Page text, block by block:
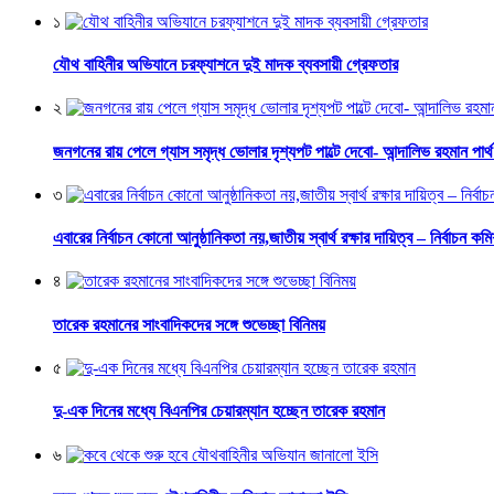
১
যৌথ বাহিনীর অভিযানে চরফ্যাশনে দুই মাদক ব্যবসায়ী গ্রেফতার
২
জনগনের রায় পেলে গ্যাস সমৃদ্ধ ভোলার দৃশ্যপট পাল্টে দেবো- আন্দালিভ রহমান পার্থ
৩
এবারের নির্বাচন কোনো আনুষ্ঠানিকতা নয়,জাতীয় স্বার্থ রক্ষার দায়িত্ব – নির্বাচন
৪
তারেক রহমানের সাংবাদিকদের সঙ্গে শুভেচ্ছা বিনিময়
৫
দু-এক দিনের মধ্যে বিএনপির চেয়ারম্যান হচ্ছেন তারেক রহমান
৬